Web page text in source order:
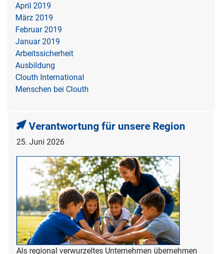
April 2019
März 2019
Februar 2019
Januar 2019
Arbeitssicherheit
Ausbildung
Clouth International
Menschen bei Clouth
Verantwortung für unsere Region
25. Juni 2026
Als regional verwurzeltes Unternehmen übernehmen